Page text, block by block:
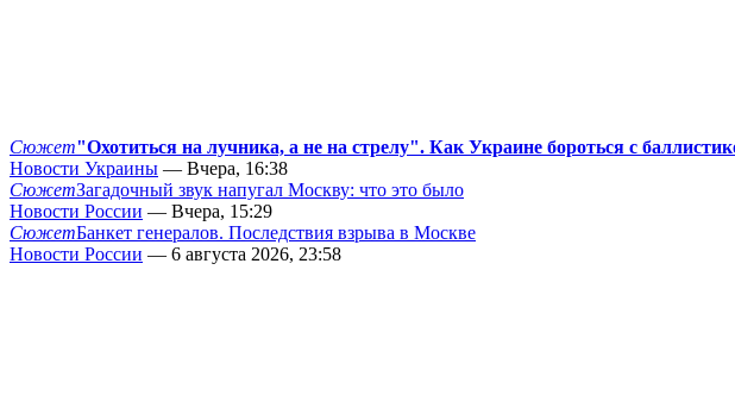
Сюжет"Охотиться на лучника, а не на стрелу". Как Украине бороться с
Новости Украины — Вчера, 16:38
СюжетЗагадочный звук напугал Москву: что это было
Новости России — Вчера, 15:29
СюжетБанкет генералов. Последствия взрыва в Москве
Новости России — 6 августа 2026, 23:58